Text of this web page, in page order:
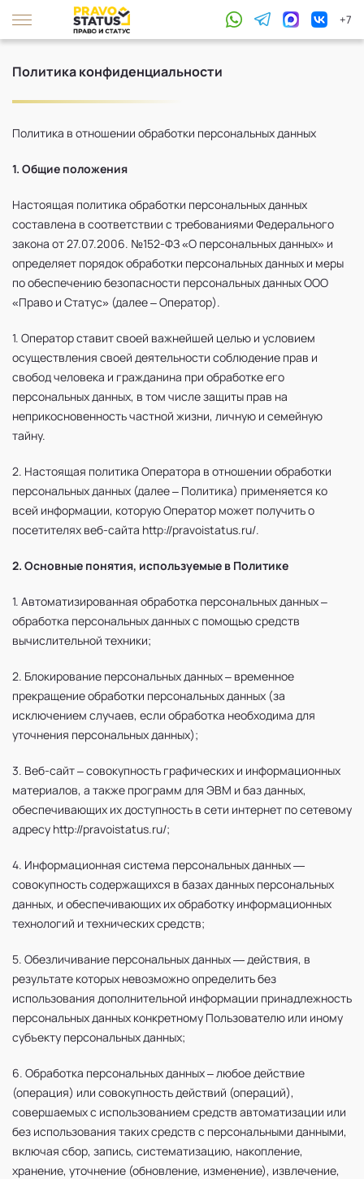
+7
Политика конфиденциальности
Политика в отношении обработки персональных данных
1. Общие положения
Настоящая политика обработки персональных данных
составлена в соответствии с требованиями Федерального
закона от 27.07.2006. №152-ФЗ «О персональных данных» и
определяет порядок обработки персональных данных и меры
по обеспечению безопасности персональных данных ООО
«Право и Статус» (далее – Оператор).
1. Оператор ставит своей важнейшей целью и условием
осуществления своей деятельности соблюдение прав и
свобод человека и гражданина при обработке его
персональных данных, в том числе защиты прав на
неприкосновенность частной жизни, личную и семейную
тайну.
2. Настоящая политика Оператора в отношении обработки
персональных данных (далее – Политика) применяется ко
всей информации, которую Оператор может получить о
посетителях веб-сайта http://pravoistatus.ru/.
2. Основные понятия, используемые в Политике
1. Автоматизированная обработка персональных данных –
обработка персональных данных с помощью средств
вычислительной техники;
2. Блокирование персональных данных – временное
прекращение обработки персональных данных (за
исключением случаев, если обработка необходима для
уточнения персональных данных);
3. Веб-сайт – совокупность графических и информационных
материалов, а также программ для ЭВМ и баз данных,
обеспечивающих их доступность в сети интернет по сетевому
адресу http://pravoistatus.ru/;
4. Информационная система персональных данных —
совокупность содержащихся в базах данных персональных
данных, и обеспечивающих их обработку информационных
технологий и технических средств;
5. Обезличивание персональных данных — действия, в
результате которых невозможно определить без
использования дополнительной информации принадлежность
персональных данных конкретному Пользователю или иному
субъекту персональных данных;
6. Обработка персональных данных – любое действие
(операция) или совокупность действий (операций),
совершаемых с использованием средств автоматизации или
без использования таких средств с персональными данными,
включая сбор, запись, систематизацию, накопление,
хранение, уточнение (обновление, изменение), извлечение,